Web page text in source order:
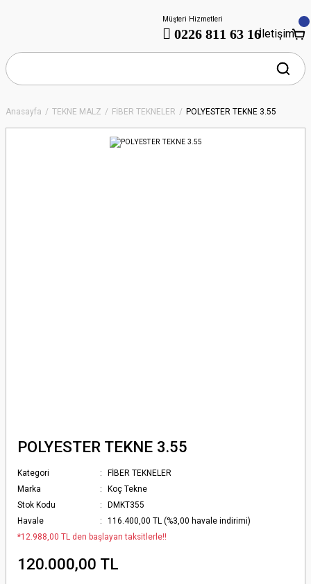
Müşteri Hizmetleri
0226 811 63 16İletişim
Anasayfa TEKNE MALZ FİBER TEKNELER POLYESTER TEKNE 3.55
POLYESTER TEKNE 3.55
Kategori
FİBER TEKNELER
Marka
Koç Tekne
Stok Kodu
DMKT355
Havale
116.400,00 TL (%3,00 havale indirimi)
*12.988,00 TL den başlayan taksitlerle!!
120.000,00 TL